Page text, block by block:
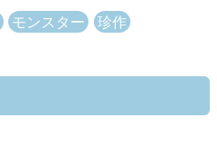
モンスター 珍作